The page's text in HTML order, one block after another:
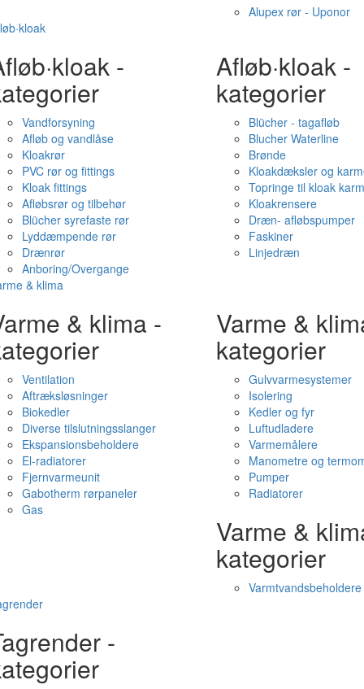
Alupex rør - Uponor
-
Vandforsyning
Afløb og vandlåse
Kloakrør
PVC rør og fittings
Kloak fittings
Afløbsrør og tilbehør
Blücher syrefaste rør
Lyddæmpende rør
Drænrør
Anboring/Overgange
Afløb·kloak -
kategorier
Blücher - tagafløb
Blucher Waterline
Brønde
Kloakdæksler og
Topringe til kloak
Kloakrensere
Dræn- afløbspumper
Faskiner
Linjedræn
& klima
& klima -
Ventilation
Aftræksløsninger
Biokedler
Diverse tilslutningsslanger
Ekspansionsbeholdere
El-radiatorer
Fjernvarmeunit
Gabotherm rørpaneler
Gas
Varme &
kategorier
Gulvvarmesystemer
Isolering
Kedler og fyr
Luftudladere
Varmemålere
Manometre og
Pumper
Radiatorer
Varme &
kategorier
Varmtvandsbeholdere
-